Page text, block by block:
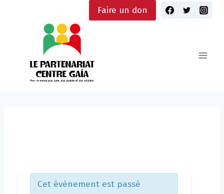
Faire un don
Cet évènement est passé